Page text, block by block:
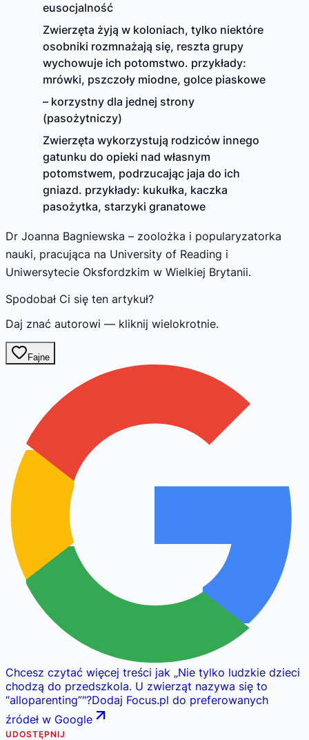
eusocjalność
Zwierzęta żyją w koloniach, tylko niektóre
osobniki rozmnażają się, reszta grupy
wychowuje ich potomstwo. przykłady:
mrówki, pszczoły miodne, golce piaskowe
– korzystny dla jednej strony
(pasożytniczy)
Zwierzęta wykorzystują rodziców innego
gatunku do opieki nad własnym
potomstwem, podrzucając jaja do ich
gniazd. przykłady: kukułka, kaczka
pasożytka, starzyki granatowe
Dr Joanna Bagniewska – zoolożka i popularyzatorka
nauki, pracująca na University of Reading i
Uniwersytecie Oksfordzkim w Wielkiej Brytanii.
Spodobał Ci się ten artykuł?
Daj znać autorowi — kliknij wielokrotnie.
Fajne
Chcesz czytać więcej treści jak „Nie tylko ludzkie dzieci
chodzą do przedszkola. U zwierząt nazywa się to
“alloparenting”"?Dodaj Focus.pl do preferowanych
źródeł w Google
UDOSTĘPNIJ